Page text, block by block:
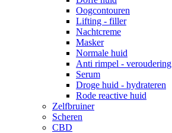
Oogcontouren
Lifting - filler
Nachtcreme
Masker
Normale huid
Anti rimpel - veroudering
Serum
Droge huid - hydrateren
Rode reactive huid
Zelfbruiner
Scheren
CBD